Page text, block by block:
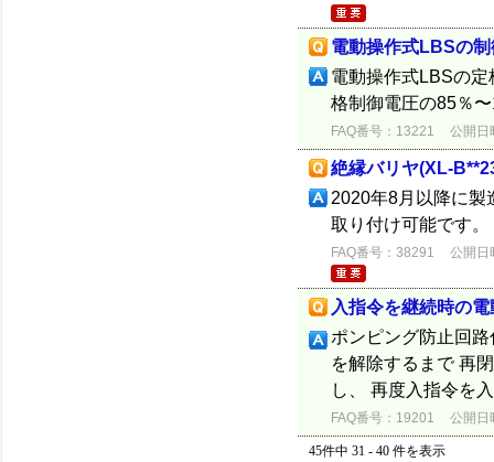
電動操作式LBSの
電動操作式LBSの
格制御電圧の85％
FAQ番号：13221 公開日
絶縁バリヤ(XL-
2020年8月以降に製
取り付け可能です。
FAQ番号：38291 公開日
入指令を継続時の
ポンピング防止回
を解除するまで 再
し、 再度入指令を
FAQ番号：19201 公開日
45件中 31 - 40 件を表示